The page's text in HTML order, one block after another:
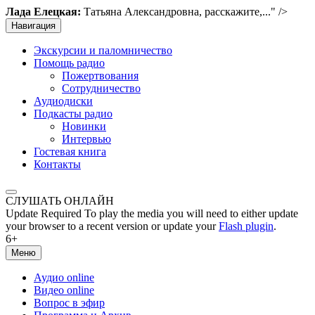
Лада Елецкая: Татьяна Александровна, расскажите,..." />
Навигация
Экскурсии и паломничество
Помощь радио
Пожертвования
Сотрудничество
Аудиодиски
Подкасты радио
Новинки
Интервью
Гостевая книга
Контакты
СЛУШАТЬ ОНЛАЙН
Update Required To play the media you will need to either update
your browser to a recent version or update yourFlash plugin.
6+
Меню
Аудио online
Видео online
Вопрос в эфир